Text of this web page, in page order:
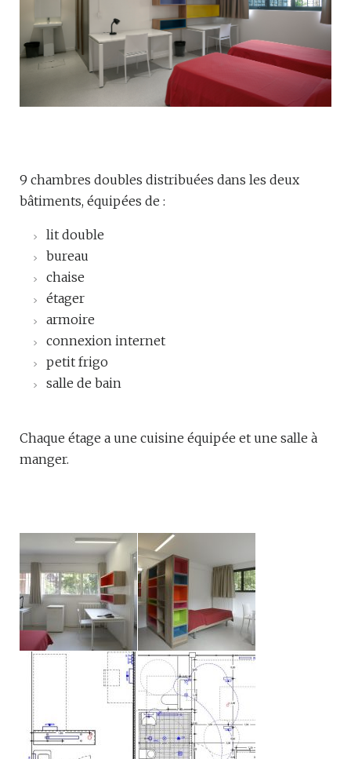
9 chambres doubles distribuées dans les deux
bâtiments, équipées de :
lit double
bureau
chaise
étager
armoire
connexion internet
petit frigo
salle de bain
Chaque étage a une cuisine équipée et une salle à
manger.